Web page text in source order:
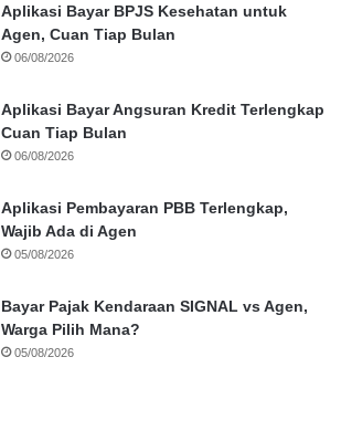
Aplikasi Bayar BPJS Kesehatan untuk
Agen, Cuan Tiap Bulan
06/08/2026
Aplikasi Bayar Angsuran Kredit Terlengkap
Cuan Tiap Bulan
06/08/2026
Aplikasi Pembayaran PBB Terlengkap,
Wajib Ada di Agen
05/08/2026
Bayar Pajak Kendaraan SIGNAL vs Agen,
Warga Pilih Mana?
05/08/2026